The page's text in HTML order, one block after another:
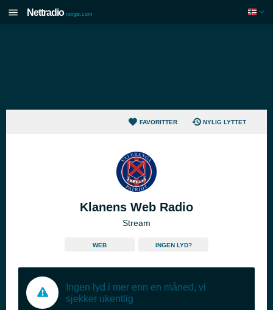
Nettradio norge.com
FAVORITTER NYLIG LYTTET
Klanens Web Radio
Stream
WEB INGEN LYD?
Ingen lyd i mer enn en måned, vi
sjekker ukentlig